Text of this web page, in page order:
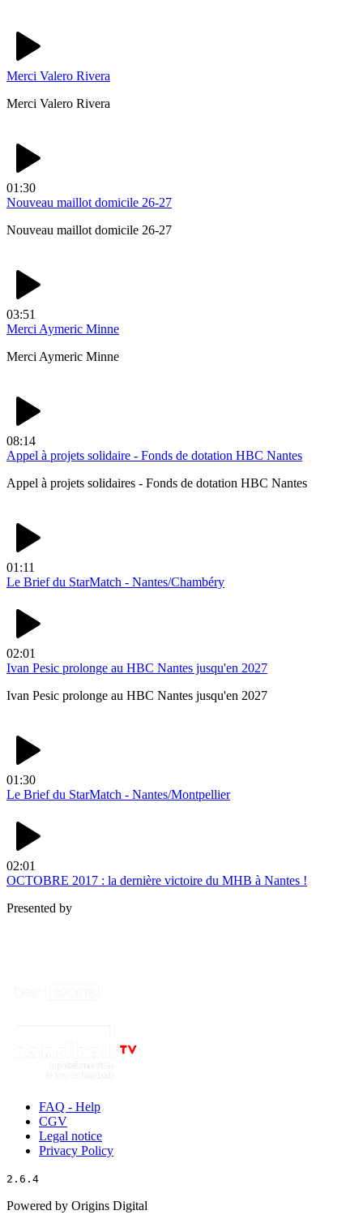
Merci Valero Rivera
Merci Valero Rivera
01:30
Nouveau maillot domicile 26-27
Nouveau maillot domicile 26-27
03:51
Merci Aymeric Minne
Merci Aymeric Minne
08:14
Appel à projets solidaire - Fonds de dotation HBC Nantes
Appel à projets solidaires - Fonds de dotation HBC Nantes
01:11
Le Brief du StarMatch - Nantes/Chambéry
02:01
Ivan Pesic prolonge au HBC Nantes jusqu'en 2027
Ivan Pesic prolonge au HBC Nantes jusqu'en 2027
01:30
Le Brief du StarMatch - Nantes/Montpellier
02:01
OCTOBRE 2017 : la dernière victoire du MHB à Nantes !
Presented by
FAQ - Help
CGV
Legal notice
Privacy Policy
2.6.4
Powered by Origins Digital